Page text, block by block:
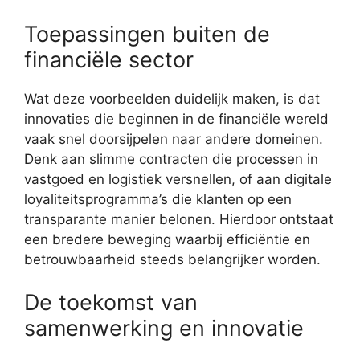
Toepassingen buiten de
financiële sector
Wat deze voorbeelden duidelijk maken, is dat
innovaties die beginnen in de financiële wereld
vaak snel doorsijpelen naar andere domeinen.
Denk aan slimme contracten die processen in
vastgoed en logistiek versnellen, of aan digitale
loyaliteitsprogramma’s die klanten op een
transparante manier belonen. Hierdoor ontstaat
een bredere beweging waarbij efficiëntie en
betrouwbaarheid steeds belangrijker worden.
De toekomst van
samenwerking en innovatie